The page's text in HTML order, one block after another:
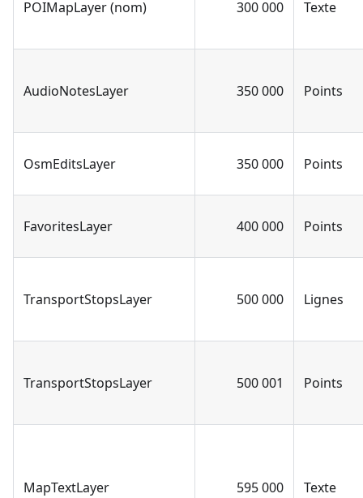
POIMapLayer (nom) 300 000 Texte
AudioNotesLayer 350 000 Points
OsmEditsLayer 350 000 Points
FavoritesLayer 400 000 Points
TransportStopsLayer 500 000 Lignes
TransportStopsLayer 500 001 Points
MapTextLayer 595 000 Texte